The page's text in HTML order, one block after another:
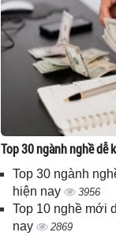
Top 30 ngành nghề dễ
Top 30 ngành
hiện nay
3956
Top 10 nghề mới
nay
2869